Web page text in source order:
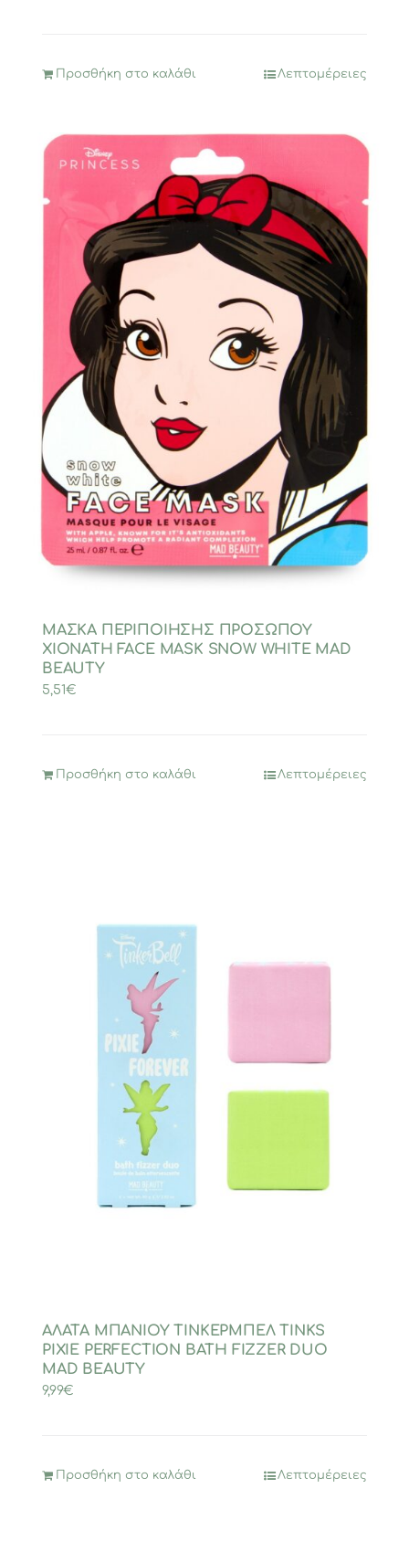
Προσθήκη στο καλάθι Λεπτομέρειες
ΜΑΣΚΑ ΠΕΡΙΠΟΙΗΣΗΣ ΠΡΟΣΩΠΟΥ
ΧΙΟΝΑΤΗ FACE MASK SNOW WHITE MAD
BEAUTY
5,51€
Προσθήκη στο καλάθι Λεπτομέρειες
ΑΛΑΤΑ ΜΠΑΝΙΟΥ ΤΙΝΚΕΡΜΠΕΛ TINKS
PIXIE PERFECTION BATH FIZZER DUO
MAD BEAUTY
9,99€
Προσθήκη στο καλάθι Λεπτομέρειες